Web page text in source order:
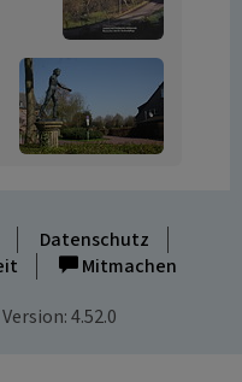
Datenschutz
Mitmachen
Version: 4.52.0